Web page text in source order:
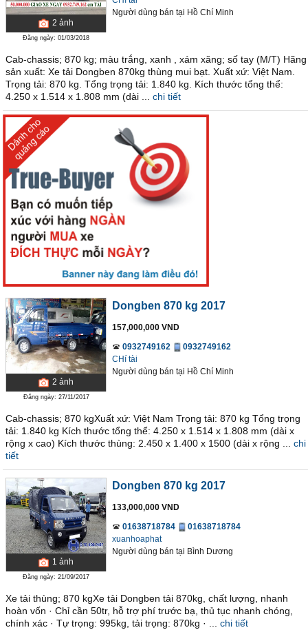
2 ảnh
Đăng ngày: 01/03/2018
Người dùng bán tại Hồ Chí Minh
Cab-chassis; 870 kg; màu trắng, xanh , xám xăng; số tay (M/T) Hãng
sản xuất: Xe tải Dongben 870kg thùng mui bạt. Xuất xứ: Việt Nam.
Trọng tải: 870 kg. Tổng trọng tải: 1.840 kg. Kích thước tổng thể:
4.250 x 1.514 x 1.808 mm (dài ...
chi tiết
2 ảnh
Đăng ngày: 27/11/2017
Dongben 870 kg 2017
157,000,000 VND
0932749162
0932749162
CHí tài
Người dùng bán tại Hồ Chí Minh
Cab-chassis; 870 kgXuất xứ: Việt Nam Trọng tải: 870 kg Tổng trọng
tải: 1.840 kg Kích thước tổng thể: 4.250 x 1.514 x 1.808 mm (dài x
rộng x cao) Kích thước thùng: 2.450 x 1.400 x 1500 (dài x rộng ...
chi
tiết
1 ảnh
Đăng ngày: 21/09/2017
Dongben 870 kg 2017
133,000,000 VND
01638718784
01638718784
xuanhoaphat
Người dùng bán tại Bình Dương
Xe tải thùng; 870 kgXe tải Dongben tải 870kg, chất lượng, nhanh
hoàn vốn · Chỉ cần 50tr, hỗ trợ phí trước bạ, thủ tục nhanh chóng,
chính xác · Tự trọng: 995kg, tải trọng: 870kg · ...
chi tiết